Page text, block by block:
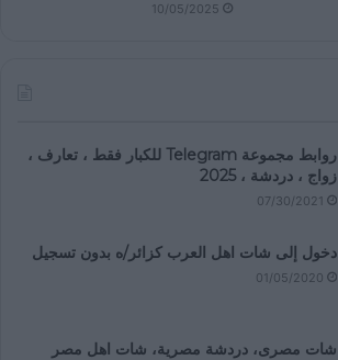
10/05/2025
روابط مجموعة Telegram للكبار فقط ، تعارف ،
زواج ، دردشة ، 2025
07/30/2021
دخول إلى شات اهل العرب كزائر/ه بدون تسجيل
01/05/2020
شات مصرى، دردشة مصرية، شات اهل مصر